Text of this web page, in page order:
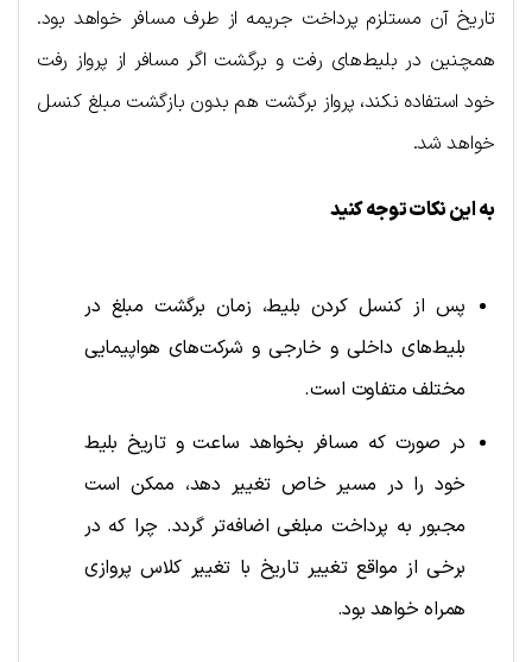
تاریخ آن مستلزم پرداخت جریمه از طرف مسافر خواهد بود.
همچنین در بلیط‌های رفت و برگشت اگر مسافر از پرواز رفت
خود استفاده نکند، پرواز برگشت هم بدون بازگشت مبلغ کنسل
خواهد شد.
به این نکات توجه کنید
پس از کنسل کردن بلیط، زمان برگشت مبلغ در
بلیط‌های داخلی و خارجی و شرکت‌های هواپیمایی
مختلف متفاوت است.
در صورت که مسافر بخواهد ساعت و تاریخ بلیط
خود را در مسیر خاص تغییر دهد، ممکن است
مجبور به پرداخت مبلغی اضافه‌تر گردد. چرا که در
برخی از مواقع تغییر تاریخ با تغییر کلاس پروازی
همراه خواهد بود.